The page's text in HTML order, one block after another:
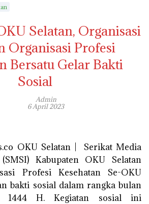
Selatan, Organisasi
Organisasi Profesi
Bersatu Gelar Bakti
Sosial
Admin
6 April 2023
OKU Selatan | Serikat Media
Kabupaten OKU Selatan
Profesi Kesehatan Se-OKU
bakti sosial dalam rangka bulan
1444 H. Kegiatan sosial ini